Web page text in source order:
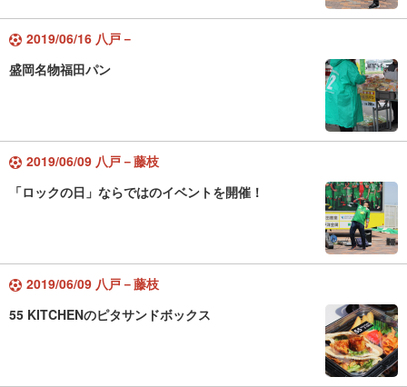
2019/06/16 八戸－
盛岡名物福田パン
2019/06/09 八戸－藤枝
「ロックの日」ならではのイベントを開催！
2019/06/09 八戸－藤枝
55 KITCHENのピタサンドボックス